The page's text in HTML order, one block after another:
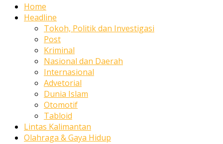
Home
Headline
Tokoh, Politik dan Investigasi
Post
Kriminal
Nasional dan Daerah
Internasional
Advetorial
Dunia Islam
Otomotif
Tabloid
Lintas Kalimantan
Olahraga & Gaya Hidup